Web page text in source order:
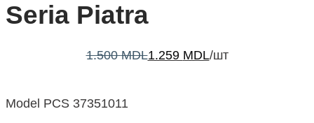
Seria Piatra
1.500MDL1.259 MDL/шт
Model PCS 37351011